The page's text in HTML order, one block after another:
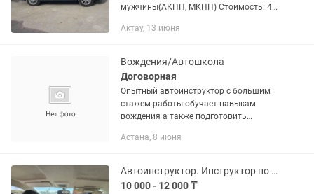
мужчины(АКПП, МКПП) Стоимость: 45
минут- 15 000тг 1. Обучаю вождению с
Актау, 13 июня
Вождения/Автошкола
Договорная
Опытный автоинструктор с большим
стажем работы обучает навыкам
вождения а также подготовить
практический экзамен в СПЕЦ.ЦОНе.
Астана, 8 июня
Автоинструктор. Инструктор по вождению. Автошкола. Обучение езде
10 000 - 12 000 ₸